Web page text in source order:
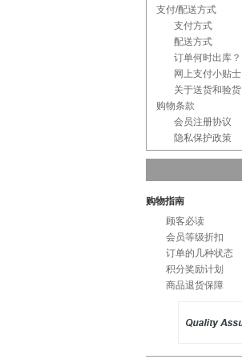
支付/配送方式
支付方式
配送方式
订单何时出库？
网上支付小贴士
关于送货和验货
购物条款
会员注册协议
隐私保护政策
购物指南
顾客必读
会员等级折扣
订单的几种状态
积分奖励计划
商品退货保障